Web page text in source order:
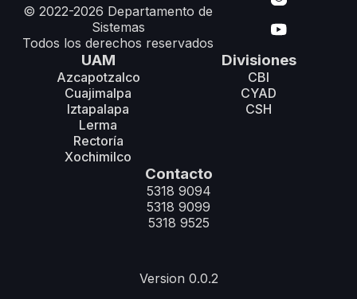
© 2022-2026 Departamento de
Sistemas
Todos los derechos reservados
UAM
Azcapotzalco
Cuajimalpa
Iztapalapa
Lerma
Rectoría
Xochimilco
Divisiones
CBI
CYAD
CSH
Contacto
5318 9094
5318 9099
5318 9525
Version 0.0.2